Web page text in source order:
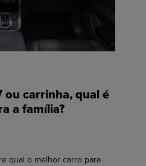
ou carrinha, qual é
a família?
qual o melhor carro para